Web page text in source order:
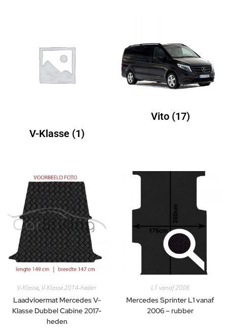
V-Klasse (1)
Vito (17)
V-Klasse, V-Klasse 2014-heden
Laadvloermat Mercedes V-
Klasse Dubbel Cabine 2017-
heden
L1 vanaf 2006
Mercedes Sprinter L1 vanaf
2006 – rubber